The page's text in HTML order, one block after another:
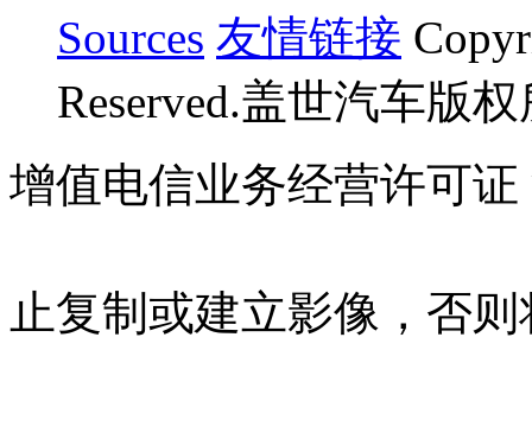
Sources 友情链接
Reserved.盖世汽车版
增值电信业务经营许可证
止复制或建立影像，否